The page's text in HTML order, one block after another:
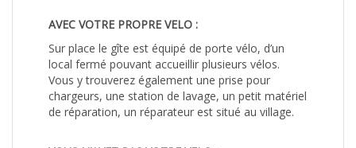
AVEC VOTRE PROPRE VELO :
Sur place le gîte est équipé de porte vélo, d’un
local fermé pouvant accueillir plusieurs vélos.
Vous y trouverez également une prise pour
chargeurs, une station de lavage, un petit matériel
de réparation, un réparateur est situé au village.